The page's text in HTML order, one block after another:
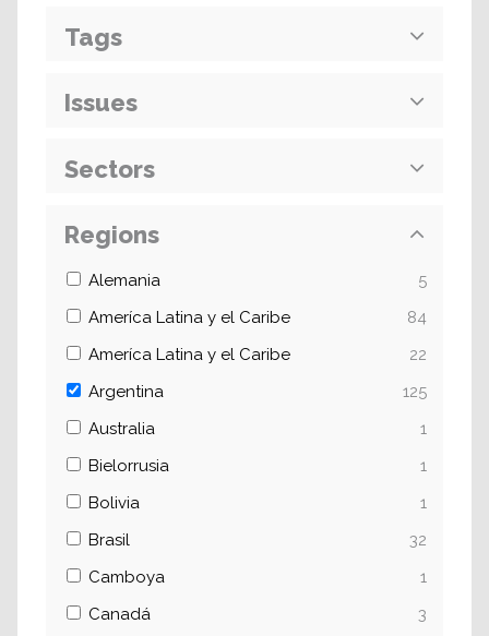
Tags
Issues
Sectors
Regions
Alemania
5
Ameríca Latina y el Caribe
84
Ameríca Latina y el Caribe
22
Argentina
125
Australia
1
Bielorrusia
1
Bolivia
1
Brasil
32
Camboya
1
Canadá
3